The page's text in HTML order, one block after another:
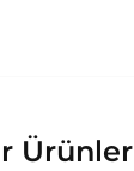
Ürünler